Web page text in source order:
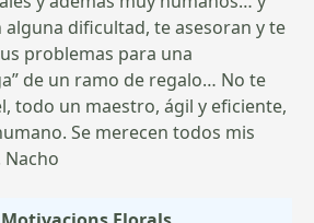
alguna dificultad, te asesoran y te
problemas para una
de un ramo de regalo… No te
todo un maestro, ágil y eficiente,
Se merecen todos mis